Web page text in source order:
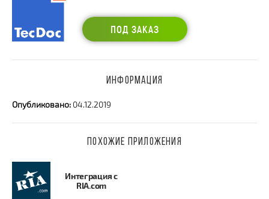
ПОД ЗАКАЗ
ИНФОРМАЦИЯ
Опубликовано: 04.12.2019
ПОХОЖИЕ ПРИЛОЖЕНИЯ
Интеграция с
RIA.com